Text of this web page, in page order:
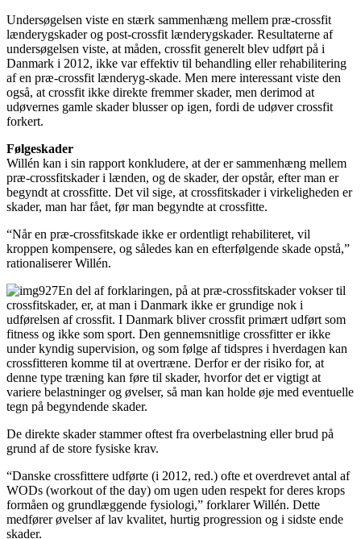
Undersøgelsen viste en stærk sammenhæng mellem præ-crossfit
lænderygskader og post-crossfit lænderygskader. Resultaterne af
undersøgelsen viste, at måden, crossfit generelt blev udført på i
Danmark i 2012, ikke var effektiv til behandling eller rehabilitering
af en præ-crossfit lænderyg-skade. Men mere interessant viste den
også, at crossfit ikke direkte fremmer skader, men derimod at
udøvernes gamle skader blusser op igen, fordi de udøver crossfit
forkert.
Følgeskader
Willén kan i sin rapport konkludere, at der er sammenhæng mellem
præ-crossfitskader i lænden, og de skader, der opstår, efter man er
begyndt at crossfitte. Det vil sige, at crossfitskader i virkeligheden er
skader, man har fået, før man begyndte at crossfitte.
“Når en præ-crossfitskade ikke er ordentligt rehabiliteret, vil
kroppen kompensere, og således kan en efterfølgende skade opstå,”
rationaliserer Willén.
En del af forklaringen, på at præ-crossfitskader vokser til
crossfitskader, er, at man i Danmark ikke er grundige nok i
udførelsen af crossfit. I Danmark bliver crossfit primært udført som
fitness og ikke som sport. Den gennemsnitlige crossfitter er ikke
under kyndig supervision, og som følge af tidspres i hverdagen kan
crossfitteren komme til at overtræne. Derfor er der risiko for, at
denne type træning kan føre til skader, hvorfor det er vigtigt at
variere belastninger og øvelser, så man kan holde øje med eventuelle
tegn på begyndende skader.
De direkte skader stammer oftest fra overbelastning eller brud på
grund af de store fysiske krav.
“Danske crossfittere udførte (i 2012, red.) ofte et overdrevet antal af
WODs (workout of the day) om ugen uden respekt for deres krops
formåen og grundlæggende fysiologi,” forklarer Willén. Dette
medfører øvelser af lav kvalitet, hurtig progression og i sidste ende
skader.